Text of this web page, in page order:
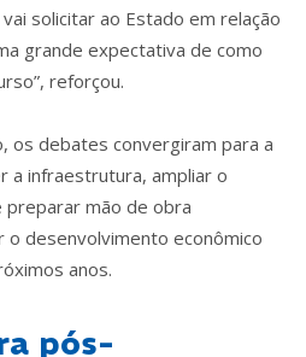
solicitar ao Estado em relação
grande expectativa de como
reforçou.
os debates convergiram para a
a infraestrutura, ampliar o
mão de obra
o desenvolvimento econômico
anos.
pós-